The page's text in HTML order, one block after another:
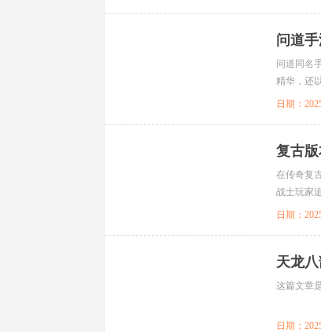
问道
问道同名
精华，还
日期：
复古
在传奇复
战士玩家
作好点就
日期：
天龙
这篇文章
日期：